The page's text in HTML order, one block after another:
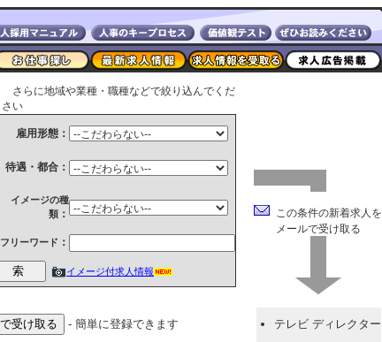
さらに地域や業種・職種などで絞り込んでくだ
さい
雇用形態：
待遇・都合：
イメージの種
類 ：
フリーワード ：
イメージ付求人情報
- 簡単に登録できます
この条件の新着求人を
メールで受け取る
テレビ ディレクター